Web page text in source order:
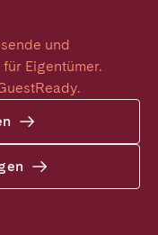
und
Eigentümer.